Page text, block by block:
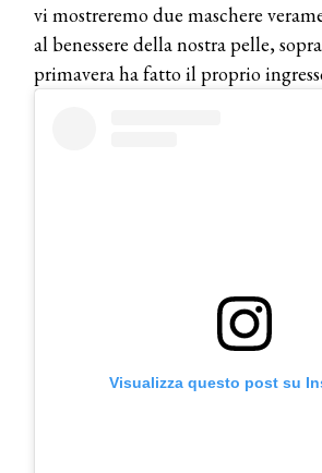
vi mostreremo due maschere
al benessere della nostra pelle,
primavera ha fatto il proprio
Visualizza questo post su